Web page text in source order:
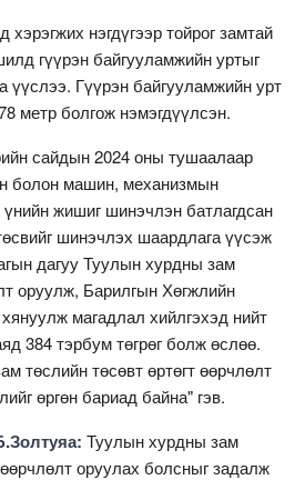
хэрэгжих нэгдүгээр тойрог замтай
гүүрэн байгууламжийн уртыг
үүслээ. Гүүрэн байгууламжийн урт
метр болгож нэмэгдүүлсэн.
сайдын 2024 оны тушаалаар
болон машин, механизмын
жишиг шинэчлэн батлагдсан
шинэчлэх шаардлага үүсэж
дагуу Туулын хурдны зам
оруулж, Барилгын Хөгжлийн
магадлал хийлгэхэд нийт
384 тэрбум төгрөг болж өслөө.
төслийн төсөвт өртөгт өөрчлөлт
өргөн бариад байна" гэв.
Туулын хурдны зам
оруулах болсныг задалж